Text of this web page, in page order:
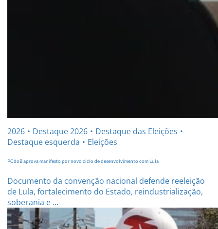
2026 Destaque 2026
Destaque das Eleições
Destaque esquerda
Eleições
PCdoB aprova manifesto por novo ciclo de desenvolvimento com Lula
Documento da convenção nacional defende reeleição
de Lula, fortalecimento do Estado, reindustrialização,
soberania e ...